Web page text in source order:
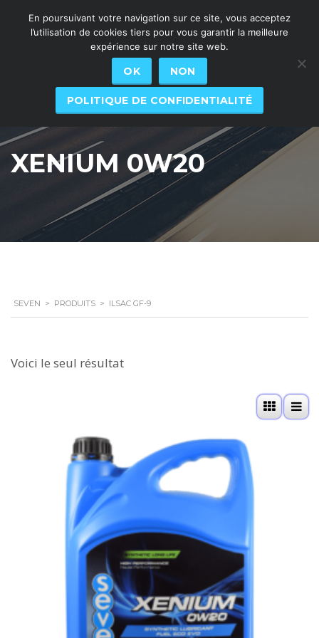
XENIUM 0W20
SEVEN > PRODUITS > ILSAC GF-9
Voici le seul résultat
En poursuivant votre navigation sur ce site, vous acceptez
l’utilisation de cookies tiers pour vous garantir la meilleure
expérience sur notre site web.
OK NON
POLITIQUE DE CONFIDENTIALITÉ